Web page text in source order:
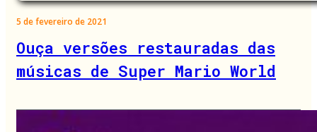
5 de fevereiro de 2021
Ouça versões restauradas das
músicas de Super Mario World